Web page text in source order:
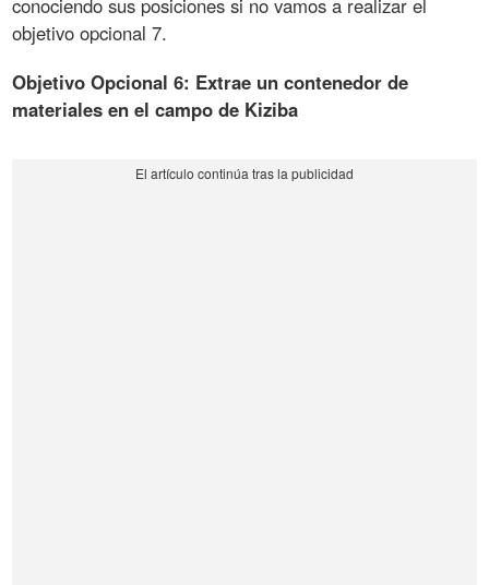
objetivo opcional 7.
Objetivo Opcional 6: Extrae un contenedor de
materiales en el campo de Kiziba